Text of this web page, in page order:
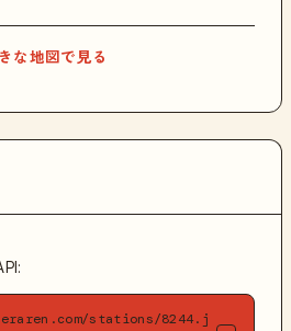
な地図で見る
stations/8244.j